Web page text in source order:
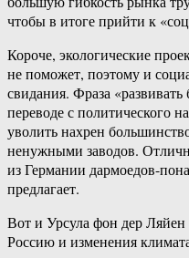
чтобы в итоге прийти к
Короче, экологические
не поможет, поэтому и
свидания. Фраза
переводе с политического
уволить нахрен
ненужными заводов.
из Германии дармоедов-
предлагает.
Вот и Урсула фон дер Ляйен
Россию и изменения